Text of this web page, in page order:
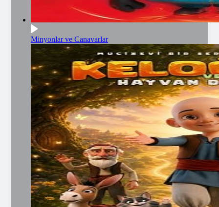
Minyonlar ve Canavarlar